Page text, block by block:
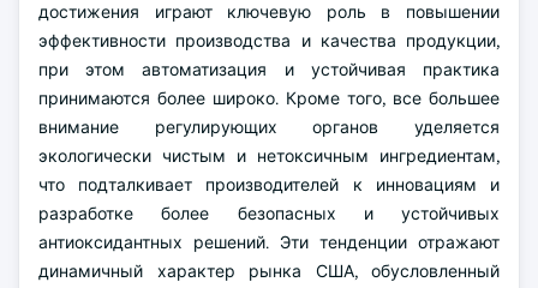
достижения играют ключевую роль в повышении
эффективности производства и качества продукции,
при этом автоматизация и устойчивая практика
принимаются более широко. Кроме того, все большее
внимание регулирующих органов уделяется
экологически чистым и нетоксичным ингредиентам,
что подталкивает производителей к инновациям и
разработке более безопасных и устойчивых
антиоксидантных решений. Эти тенденции отражают
динамичный характер рынка США, обусловленный